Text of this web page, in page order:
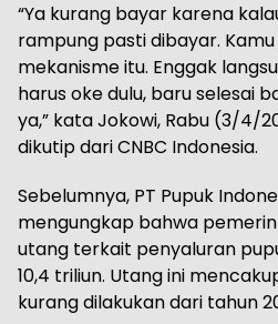
“Ya kurang bayar karena
rampung pasti dibayar.
mekanisme itu. Enggak
harus oke dulu, baru selesai
ya,” kata Jokowi, Rabu (3/4/
dikutip dari CNBC Indonesia.
Sebelumnya, PT Pupuk
mengungkap bahwa
utang terkait penyaluran
10,4 triliun. Utang ini
kurang dilakukan dari tahun